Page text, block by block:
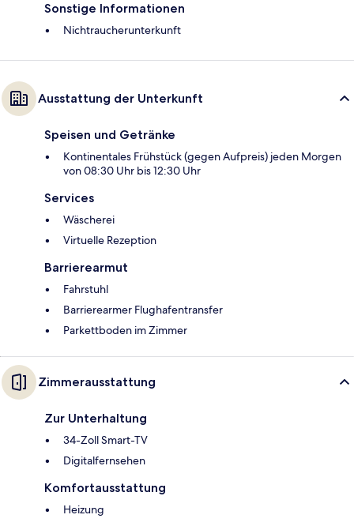
Sonstige Informationen
Nichtraucherunterkunft
Ausstattung der Unterkunft
Speisen und Getränke
Kontinentales Frühstück (gegen Aufpreis) jeden Morgen
von 08:30 Uhr bis 12:30 Uhr
Services
Wäscherei
Virtuelle Rezeption
Barrierearmut
Fahrstuhl
Barrierearmer Flughafentransfer
Parkettboden im Zimmer
Zimmerausstattung
Zur Unterhaltung
34-Zoll Smart-TV
Digitalfernsehen
Komfortausstattung
Heizung